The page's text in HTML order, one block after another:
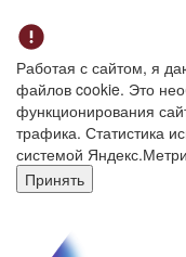
Работая с сайтом, я
файлов cookie. Это
функционирования
трафика. Статистика
системой
Принять